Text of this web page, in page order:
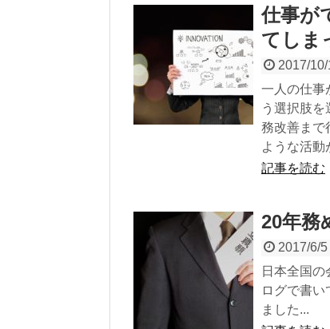
仕事が
てしま
2017/10/
一人の仕事
う選択肢
務改善まで
ような活動
記事を読む
20年務
2017/6/5
日本全国
ログで書
ました...